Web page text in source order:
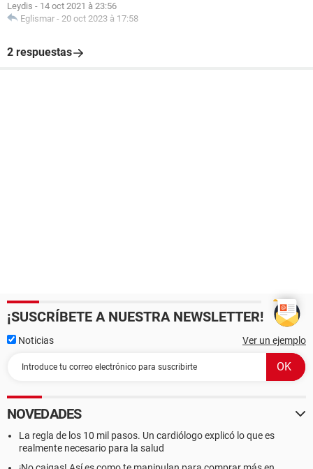
Leydis - 14 oct 2021 à 23:56
Eglismar - 20 oct 2023 à 17:58
2 respuestas
¡SUSCRÍBETE A NUESTRA NEWSLETTER!
Noticias Ver un ejemplo
NOVEDADES
La regla de los 10 mil pasos. Un cardiólogo explicó lo que es
realmente necesario para la salud